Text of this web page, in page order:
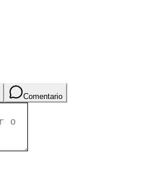
Comentario